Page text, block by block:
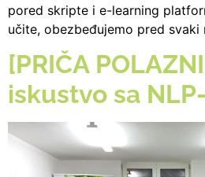
pored skripte i e-learning
učite, obezbeđujemo pred
[PRIČA
iskustvo sa